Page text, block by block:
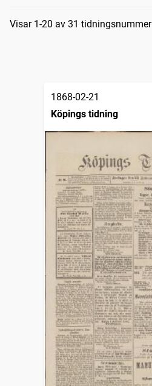
Sökresultat
Visar 1-20 av 31 tidningsnummer
1868-02-21
Köpings tidning